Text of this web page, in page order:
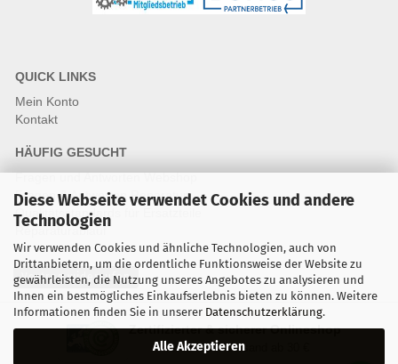
Diese Webseite verwendet Cookies und andere
Technologien
Wir verwenden Cookies und ähnliche Technologien, auch von
Drittanbietern, um die ordentliche Funktionsweise der Website zu
gewährleisten, die Nutzung unseres Angebotes zu analysieren und
Ihnen ein bestmögliches Einkaufserlebnis bieten zu können. Weitere
Informationen finden Sie in unserer Datenschutzerklärung.
Alle Akzeptieren
QUICK LINKS
Mein Konto
Kontakt
HÄUFIG GESUCHT
Fragen und Antworten Webshop
Fragen & Antworten Reparatur
Qualitätsstandards für Ersatzteile
Reparaturablauf
Vertrag widerrufen
Zertifizierter & sicherer Onlineshop
Kostenloser Versand ab 30 €